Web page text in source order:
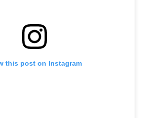
this post on Instagram